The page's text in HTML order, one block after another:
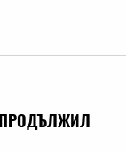
ПРОДЪЛЖИЛ